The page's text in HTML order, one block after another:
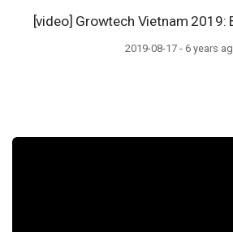
[video] Growtech Vietnam 2019:
2019-08-17 - 6 years